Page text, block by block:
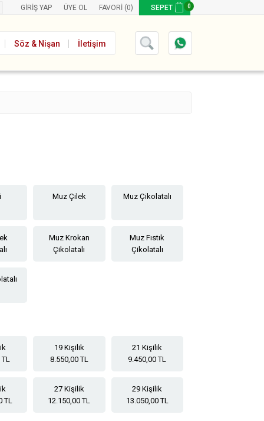
GIRIŞ YAP ÜYE OL FAVORI (0) SEPET 0
Söz & Nişan İletişim
Muz Çilek Muz Çikolatalı
Muz Krokan
Çikolatalı
Muz Fıstık
Çikolatalı
TL
19 Kişilik
8.550,00 TL
21 Kişilik
9.450,00 TL
TL
27 Kişilik
12.150,00 TL
29 Kişilik
13.050,00 TL